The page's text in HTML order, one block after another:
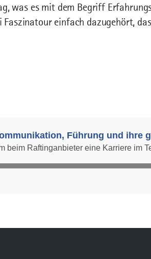
was es mit dem Begriff
einfach dazugehört,